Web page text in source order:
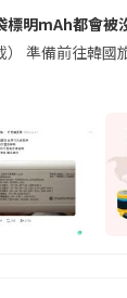
標明mAh都會被
） 準備前往韓